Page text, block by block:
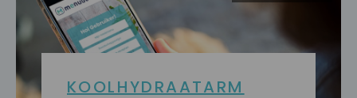
KOOLHYDRAATARM